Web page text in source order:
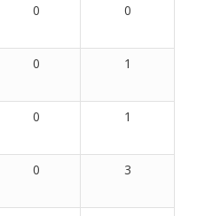
0 0
0 1
0 1
0 3